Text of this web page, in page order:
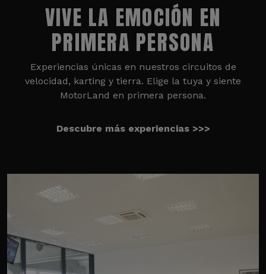
VIVE LA EMOCIÓN EN
PRIMERA PERSONA
Experiencias únicas en nuestros circuitos de
velocidad, karting y tierra. Elige la tuya y siente
MotorLand en primera persona.
Descubre más experiencias >>>